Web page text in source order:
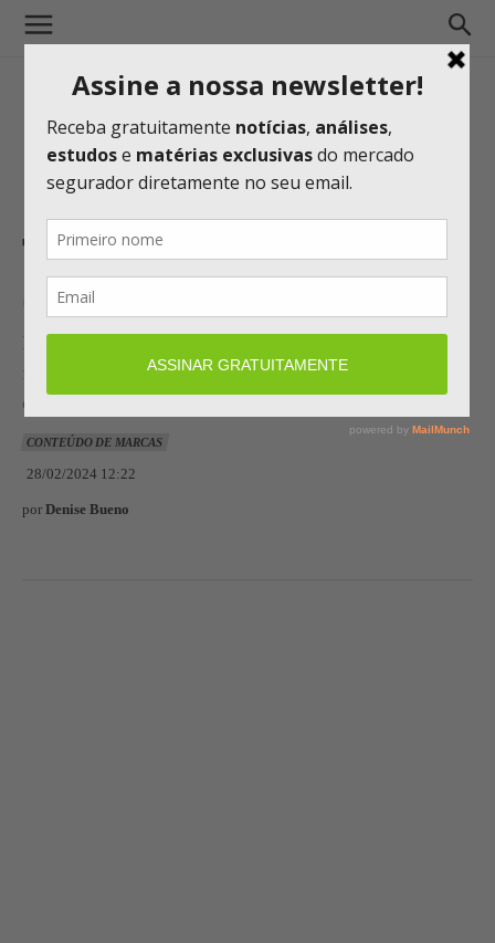
Tokio Marine lança
SuperApp para os Corretores
Novo aplicativo reforça estratégia da Seguradora de
facilitar o trabalho dos Parceiros de Negócios por meio
da tecnologia
CONTEÚDO DE MARCAS
28/02/2024 12:22
por Denise Bueno